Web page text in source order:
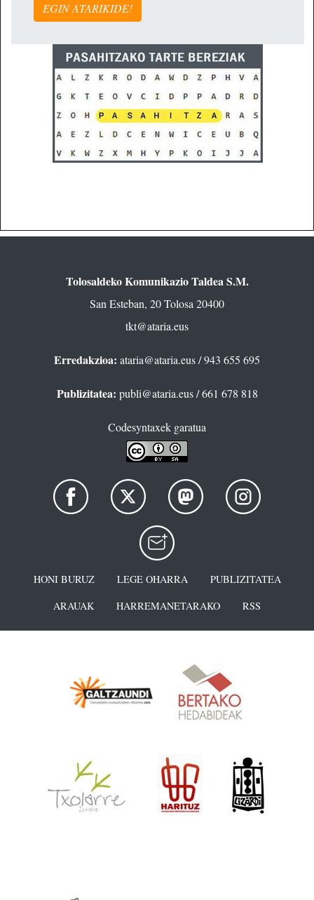
EGIN ATARIKIDE!
Tolosaldeko Komunikazio Taldea S.M.
San Esteban, 20 Tolosa 20400
tkt@ataria.eus
Erredakzioa: ataria@ataria.eus/ 943 655 695
Publizitatea: publi@ataria.eus/ 661 678 818
Codesyntaxek garatua
HONI BURUZ LEGE OHARRA
PUBLIZITATEA
ARAUAK
HARREMANETARAKO RSS